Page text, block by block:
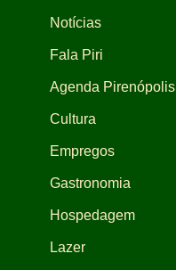
Notícias
Fala Piri
Agenda Pirenópolis
Cultura
Empregos
Gastronomia
Hospedagem
Lazer